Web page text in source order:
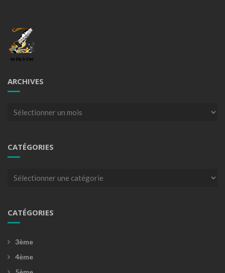
ARCHIVES
Archives
CATÉGORIES
Catégories
CATÉGORIES
3ème
4ème